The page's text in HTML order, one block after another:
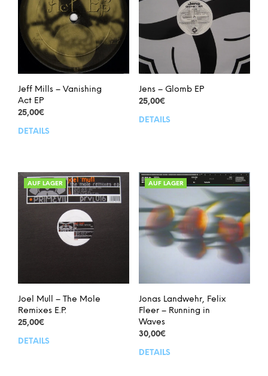
Jeff Mills – Vanishing
Act EP
25,00€
DETAILS
Jens – Glomb EP
25,00€
DETAILS
AUF LAGER
Joel Mull – The Mole
Remixes E.P.
25,00€
DETAILS
AUF LAGER
Jonas Landwehr, Felix
Fleer – Running in
Waves
30,00€
DETAILS